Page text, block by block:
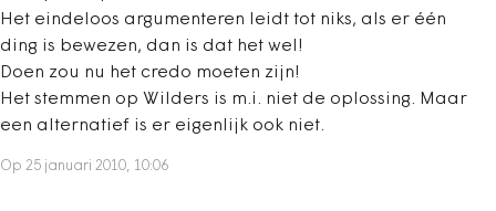
Het eindeloos argumenteren leidt tot niks, als er één
ding is bewezen, dan is dat het wel!
Doen zou nu het credo moeten zijn!
Het stemmen op Wilders is m.i. niet de oplossing. Maar
een alternatief is er eigenlijk ook niet.
Op 25 januari 2010, 10:06